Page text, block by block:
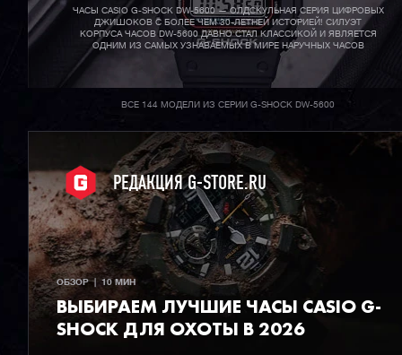
ЧАСЫ CASIO G-SHOCK DW-5600 — ОЛДСКУЛЬНАЯ СЕРИЯ ЦИФРОВЫХ
ДЖИШОКОВ С БОЛЕЕ ЧЕМ 30-ЛЕТНЕЙ ИСТОРИЕЙ! СИЛУЭТ
КОРПУСА ЧАСОВ DW-5600 ДАВНО СТАЛ КЛАССИКОЙ И ЯВЛЯЕТСЯ
ОДНИМ ИЗ САМЫХ УЗНАВАЕМЫХ В МИРЕ НАРУЧНЫХ ЧАСОВ
ВСЕ 144 МОДЕЛИ ИЗ СЕРИИ G-SHOCK DW-5600
РЕДАКЦИЯ G-STORE.RU
ОБЗОР  |  10 МИН
ВЫБИРАЕМ ЛУЧШИЕ ЧАСЫ СASIO G-
SHOCK ДЛЯ ОХОТЫ В 2026